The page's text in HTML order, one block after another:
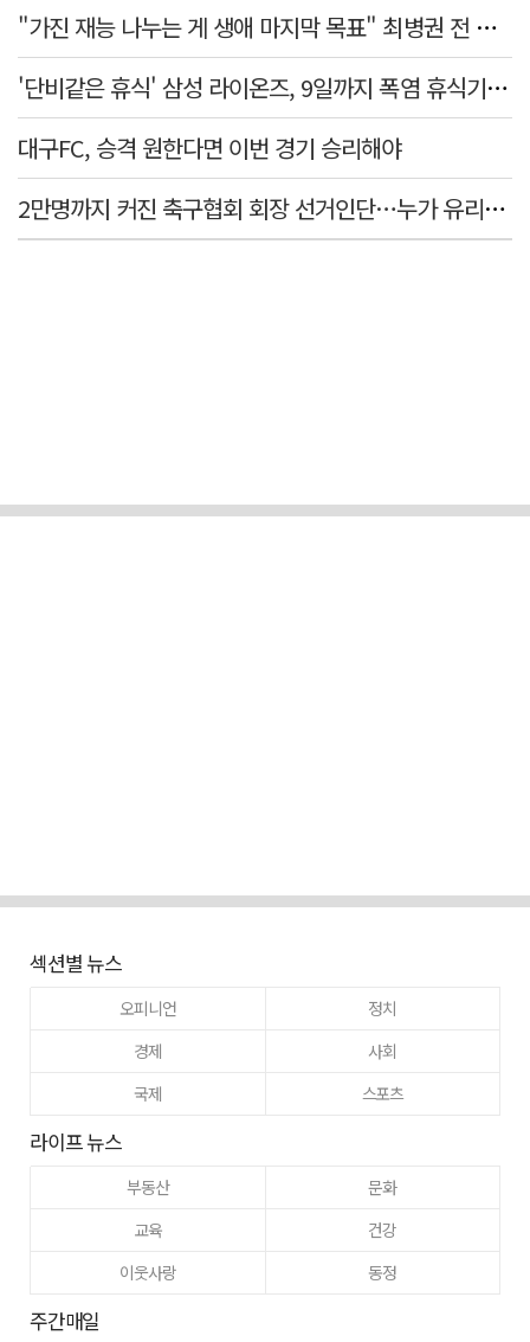
"가진 재능 나누는 게 생애 마지막 목표" 최병권 전 대구체고 복싱 감독
'단비같은 휴식' 삼성 라이온즈, 9일까지 폭염 휴식기에 재정비
대구FC, 승격 원한다면 이번 경기 승리해야
2만명까지 커진 축구협회 회장 선거인단…누가 유리할까
섹션별 뉴스
오피니언
정치
경제
사회
국제
스포츠
라이프 뉴스
부동산
문화
교육
건강
이웃사랑
동정
주간매일